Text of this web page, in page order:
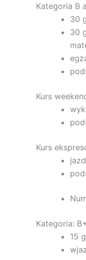
Kategoria B
30
30
Kurs
Kurs
Kategoria:
15